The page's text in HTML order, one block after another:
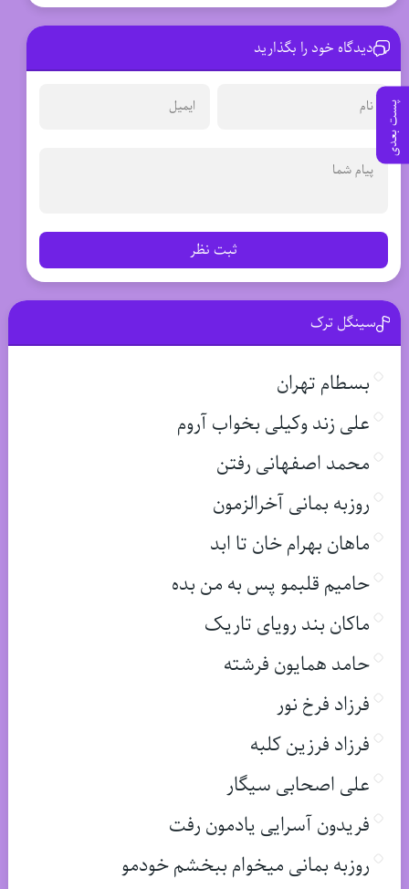
پست بعدی
دیدگاه خود را بگذارید
ثبت نظر
سینگل ترک
بسطام تهران
علی زند وکیلی بخواب آروم
محمد اصفهانی رفتن
روزبه بمانی آخرالزمون
ماهان بهرام خان تا ابد
حامیم قلبمو پس به من بده
ماکان بند رویای تاریک
حامد همایون فرشته
فرزاد فرخ نور
فرزاد فرزین کلبه
علی اصحابی سیگار
فریدون آسرایی یادمون رفت
روزبه بمانی میخوام ببخشم خودمو